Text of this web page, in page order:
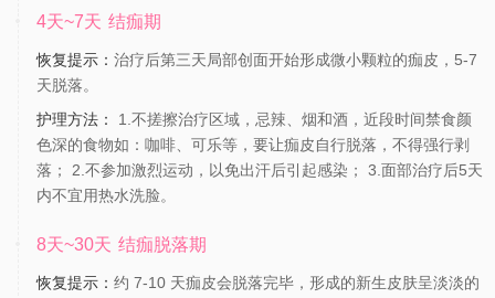
4天~7天 结痂期
恢复提示：治疗后第三天局部创面开始形成微小颗粒的痂皮，5-7
天脱落。
护理方法：
1.不搓擦治疗区域，忌辣、烟和酒，近段时间禁食颜
色深的食物如：咖啡、可乐等，要让痂皮自行脱落，不得强行剥
落； 2.不参加激烈运动，以免出汗后引起感染； 3.面部治疗后5天
内不宜用热水洗脸。
8天~30天 结痂脱落期
恢复提示：约 7-10 天痂皮会脱落完毕，形成的新生皮肤呈淡淡的